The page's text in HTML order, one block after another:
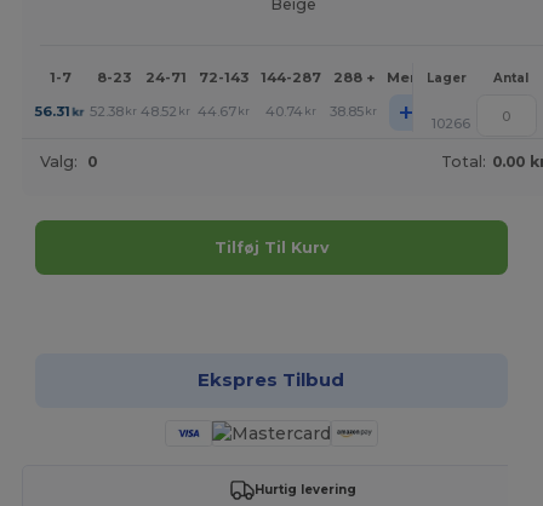
Beige
1-7 8-23 24-71 72-143 144-287 288 + Mere Lager Antal
56.31 kr 52.38 kr 48.52 kr 44.67 kr 40.74 kr 38.85 kr + 10266
Valg: 0 Total: 0.00
Tilføj Til Kurv
Ekspres Tilbud
Hurtig levering